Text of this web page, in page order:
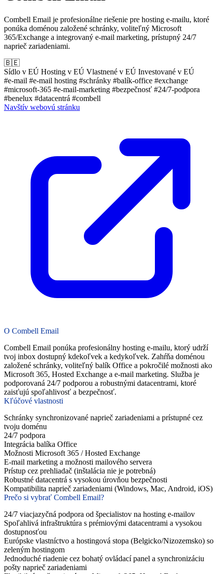
Combell Email je profesionálne riešenie pre hosting e-mailu, ktoré
ponúka doménou založené schránky, voliteľný Microsoft
365/Exchange a integrovaný e-mail marketing, prístupný 24/7
naprieč zariadeniami.
🇧🇪
Sídlo v EÚ Hosting v EÚ Vlastnené v EÚ Investované v EÚ
#e-mail #e-mail hosting #schránky #balík-office #exchange
#microsoft-365 #e-mail-marketing #bezpečnosť #24/7-podpora
#benelux #datacentrá #combell
Navštív webovú stránku
O Combell Email
Combell Email ponúka profesionálny hosting e-mailu, ktorý udrží
tvoj inbox dostupný kdekoľvek a kedykoľvek. Zahŕňa doménou
založené schránky, voliteľný balík Office a pokročilé možnosti ako
Microsoft 365, Hosted Exchange a e-mail marketing. Služba je
podporovaná 24/7 podporou a robustnými datacentrami, ktoré
zaisťujú spoľahlivosť a bezpečnosť.
Kľúčové vlastnosti
Schránky synchronizované naprieč zariadeniami a prístupné cez
tvoju doménu
24/7 podpora
Integrácia balíka Office
Možnosti Microsoft 365 / Hosted Exchange
E-mail marketing a možnosti mailového servera
Prístup cez prehliadač (inštalácia nie je potrebná)
Robustné datacentrá s vysokou úrovňou bezpečnosti
Kompatibilita naprieč zariadeniami (Windows, Mac, Android, iOS)
Prečo si vybrať Combell Email?
24/7 viacjazyčná podpora od špecialistov na hosting e-mailov
Spoľahlivá infraštruktúra s prémiovými datacentrami a vysokou
dostupnosťou
Európske vlastníctvo a hostingová stopa (Belgicko/Nizozemsko) so
zeleným hostingom
Jednoduché riadenie cez bohatý ovládací panel a synchronizáciu
pošty naprieč zariadeniami